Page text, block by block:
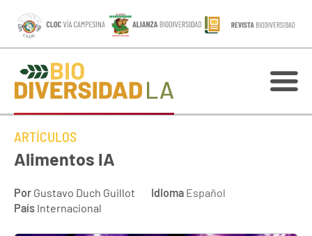
ARTÍCULOS
Alimentos IA
Por Gustavo Duch Guillot Idioma Español
País Internacional